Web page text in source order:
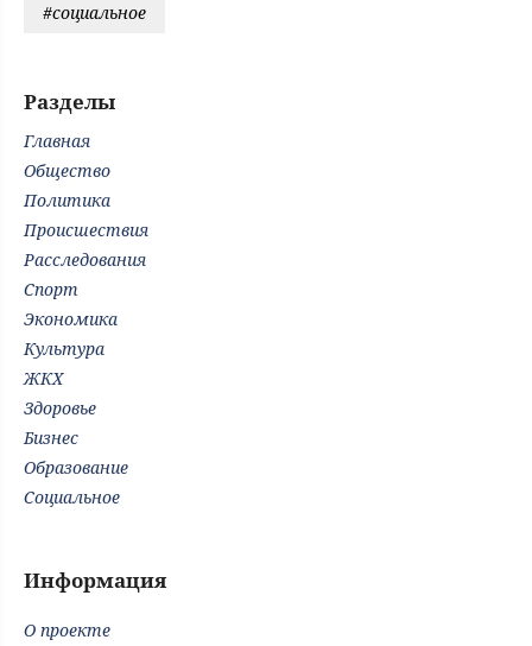
#социальное
Разделы
Главная
Общество
Политика
Происшествия
Расследования
Спорт
Экономика
Культура
ЖКХ
Здоровье
Бизнес
Образование
Социальное
Информация
О проекте